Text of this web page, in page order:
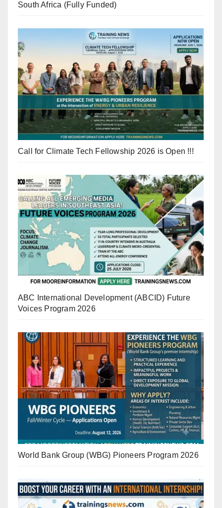
South Africa (Fully Funded)
Call for Climate Tech Fellowship 2026 is Open !!!
ABC International Development (ABCID) Future
Voices Program 2026
World Bank Group (WBG) Pioneers Program 2026